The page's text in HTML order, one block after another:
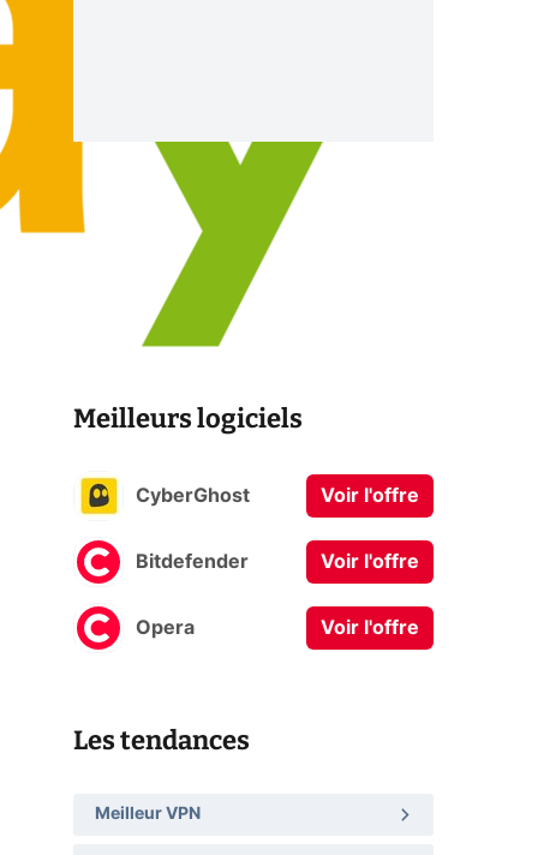
Meilleurs logiciels
CyberGhost Voir l'offre
Bitdefender Voir l'offre
Opera Voir l'offre
Les tendances
Meilleur VPN